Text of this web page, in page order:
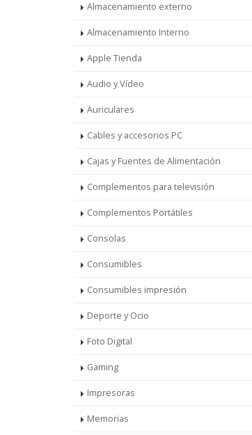
Almacenamiento externo
Almacenamiento Interno
Apple Tienda
Audio y Vídeo
Auriculares
Cables y accesorios PC
Cajas y Fuentes de Alimentación
Complementos para televisión
Complementos Portátiles
Consolas
Consumibles
Consumibles impresión
Deporte y Ocio
Foto Digital
Gaming
Impresoras
Memorias